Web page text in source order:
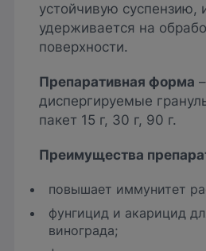
устойчивую суспензию,
удерживается на
поверхности.
Препаративная форма
диспергируемые
пакет 15 г, 30 г, 90 г.
Преимущества
повышает иммунитет
фунгицид и акарицид
винограда;